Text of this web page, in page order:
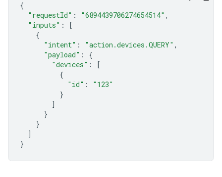
{
"requestId" : "6894439706274654514" ,
"inputs" :
[
{
"intent" : "action.devices.QUERY" ,
"payload" :
{
"devices" :
[
{
"id" :
"123"
}
]
}
}
]
}